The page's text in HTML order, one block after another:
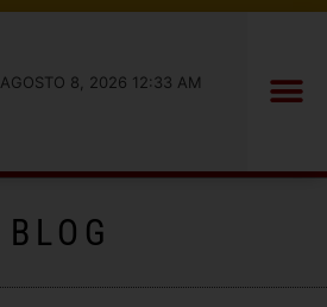
AGOSTO 8, 2026 12:33 AM
BLOG